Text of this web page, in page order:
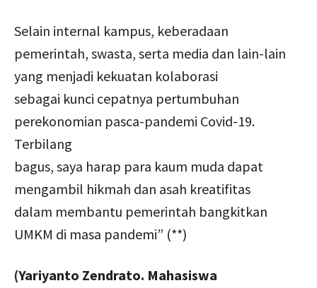
Selain internal kampus, keberadaan
pemerintah, swasta, serta media dan lain-lain
yang menjadi kekuatan kolaborasi
sebagai kunci cepatnya pertumbuhan
perekonomian pasca-pandemi Covid-19.
Terbilang
bagus, saya harap para kaum muda dapat
mengambil hikmah dan asah kreatifitas
dalam membantu pemerintah bangkitkan
UMKM di masa pandemi” (**)
(Yariyanto Zendrato. Mahasiswa